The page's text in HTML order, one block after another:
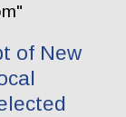
of New